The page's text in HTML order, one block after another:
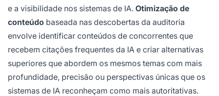
e a visibilidade nos sistemas de IA. Otimização de
conteúdo baseada nas descobertas da auditoria
envolve identificar conteúdos de concorrentes que
recebem citações frequentes da IA e criar alternativas
superiores que abordem os mesmos temas com mais
profundidade, precisão ou perspectivas únicas que os
sistemas de IA reconheçam como mais autoritativas.